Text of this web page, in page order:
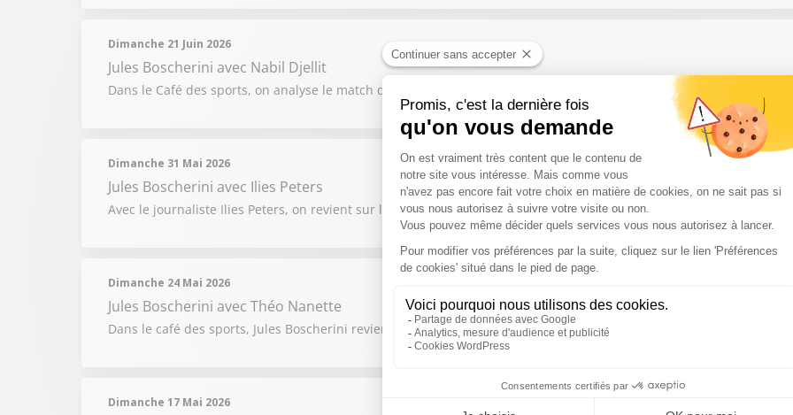
Dimanche 21 Juin 2026
Jules Boscherini avec Nabil Djellit
Dans le Café des sports, on analyse le match de lundi opposant l'équipe de France à l'Irak
Dimanche 31 Mai 2026
Jules Boscherini avec Ilies Peters
Avec le journaliste Ilies Peters, on revient sur la finale de Ligue des Champions entre le PSG et Arsenal
Dimanche 24 Mai 2026
Jules Boscherini avec Théo Nanette
Dans le café des sports, Jules Boscherini revient sur la victoire de l'UBB en finale de Champions Cup avec Théo
Dimanche 17 Mai 2026